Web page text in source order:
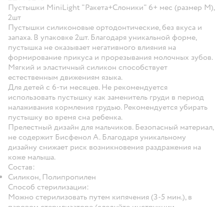
Пустышки MiniLight "Ракета+Слоники" 6+ мес (размер M),
2шт
Пустышки силиконовые ортодонтические, без вкуса и
запаха. В упаковке 2шт. Благодаря уникальной форме,
пустышка не оказывает негативного влияния на
формирование прикуса и прорезывания молочных зубов.
Мягкий и эластичный силикон способствует
естественным движениям языка.
Для детей с 6-ти месяцев. Не рекомендуется
использовать пустышку как заменитель груди в период
налаживания кормления грудью. Рекомендуется убирать
пустышку во время сна ребенка.
Прелестный дизайн для мальчиков. Безопасный материал,
не содержит Бисфенол А. Благодаря уникальному
дизайну снижает риск возникновения раздражения на
коже малыша.
Состав:
Силикон, Полипропилен
Способ стерилизации:
Можно стерилизовать путем кипячения (3-5 мин.), в